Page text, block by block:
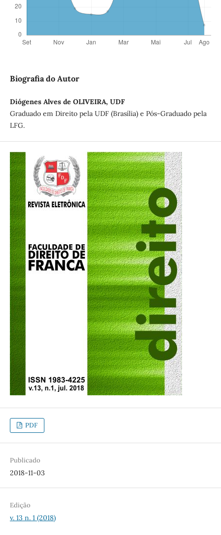
Biografia do Autor
Diógenes Alves de OLIVEIRA, UDF
Graduado em Direito pela UDF (Brasília) e Pós-Graduado pela
LFG.
PDF
Publicado
2018-11-03
Edição
v. 13 n. 1 (2018)